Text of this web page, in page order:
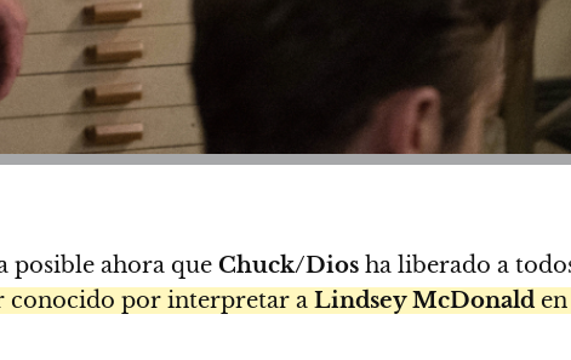
posible ahora que Chuck/Dios ha liberado a
conocido por interpretar a Lindsey McDonald